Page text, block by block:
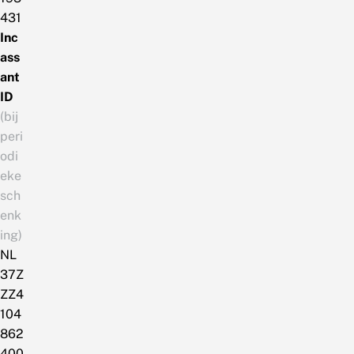
431
Inc
ass
ant
ID
(bij
peri
odi
eke
sch
enk
ing)
NL
37Z
ZZ4
104
862